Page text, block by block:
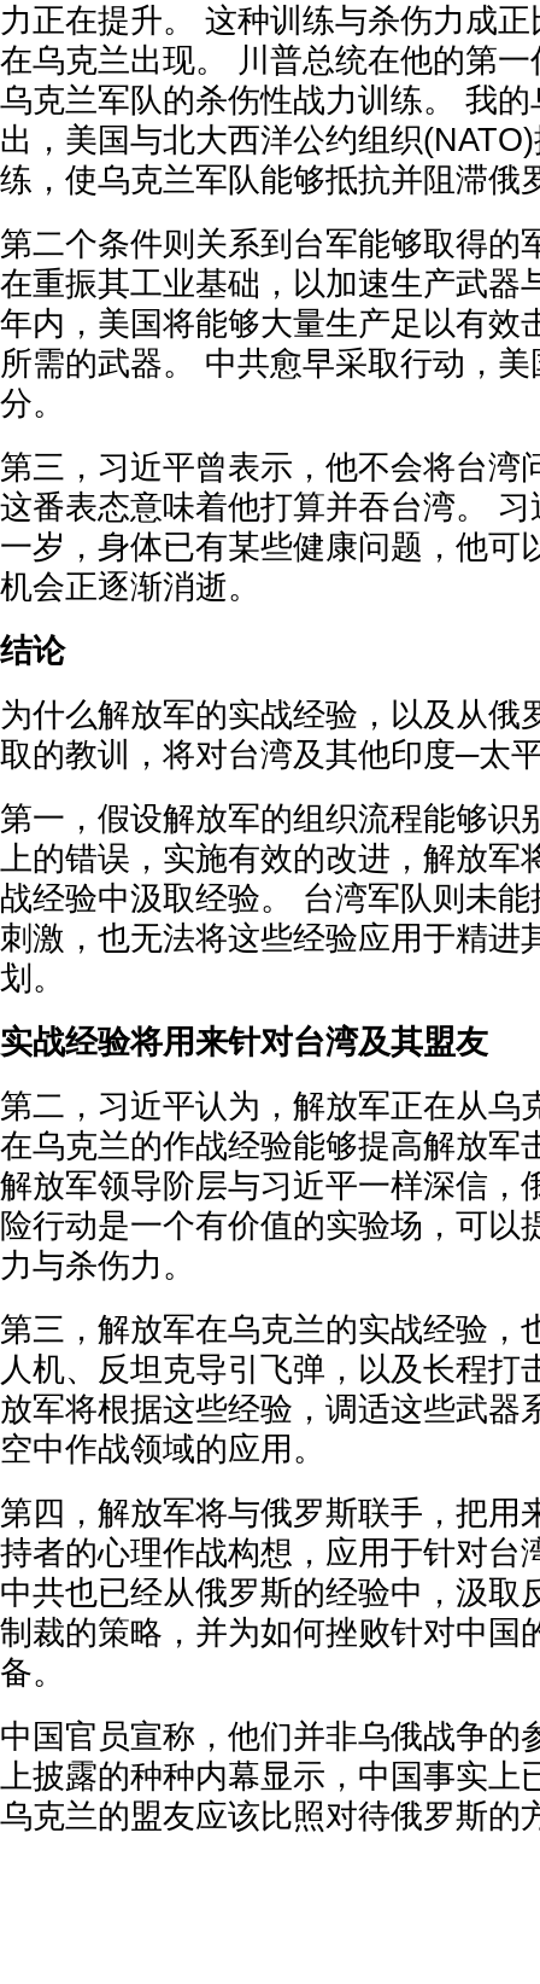
力正在提升。 这种训练与杀伤力成
在乌克兰出现。 川普总统在他的第
乌克兰军队的杀伤性战力训练。 我
出，美国与北大西洋公约组织
练，使乌克兰军队能够抵抗并阻滞俄
第二个条件则关系到台军能够取得的
在重振其工业基础，以加速生产武器
年内，美国将能够大量生产足以有效
所需的武器。 中共愈早采取行动，
分。
第三，习近平曾表示，他不会将台湾
这番表态意味着他打算并吞台湾。
一岁，身体已有某些健康问题，他可
机会正逐渐消逝。
结论
为什么解放军的实战经验，以及从俄
取的教训，将对台湾及其他印度─太
第一，假设解放军的组织流程能够识
上的错误，实施有效的改进，解放军
战经验中汲取经验。 台湾军队则未
刺激，也无法将这些经验应用于精进
划。
实战经验将用来针对台湾及其盟友
第二，习近平认为，解放军正在从乌
在乌克兰的作战经验能够提高解放军
解放军领导阶层与习近平一样深信，
险行动是一个有价值的实验场，可以
力与杀伤力。
第三，解放军在乌克兰的实战经验，
人机、反坦克导引飞弹，以及长程打
放军将根据这些经验，调适这些武器
空中作战领域的应用。
第四，解放军将与俄罗斯联手，把用
持者的心理作战构想，应用于针对台
中共也已经从俄罗斯的经验中，汲取
制裁的策略，并为如何挫败针对中国
备。
中国官员宣称，他们并非乌俄战争的
上披露的种种内幕显示，中国事实上
乌克兰的盟友应该比照对待俄罗斯的